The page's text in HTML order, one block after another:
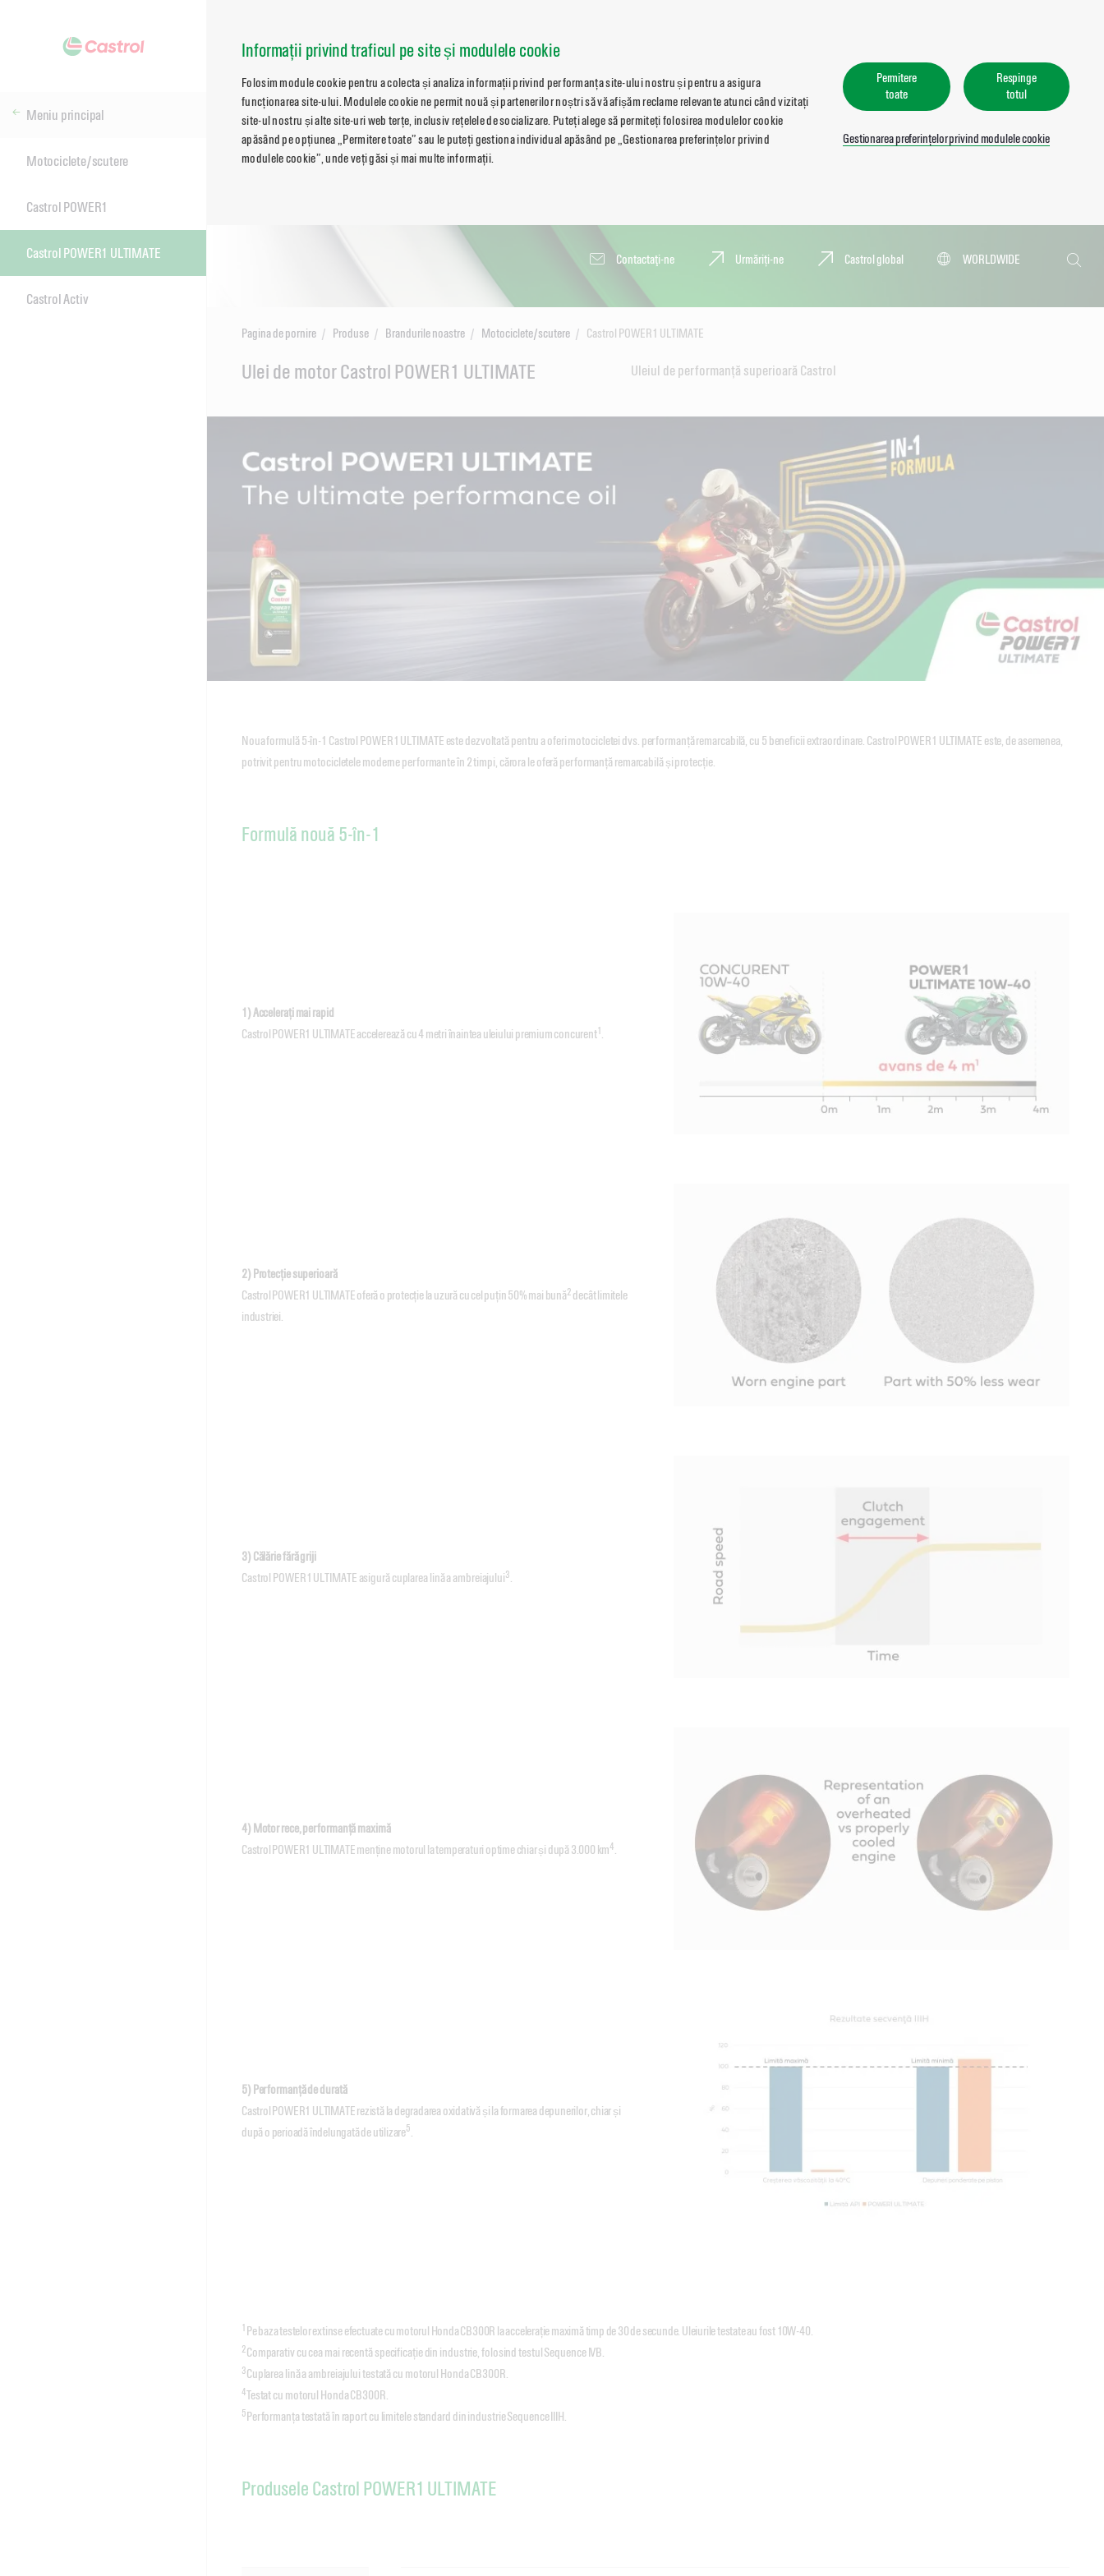
Informații privind traficul pe site și modulele cookie
Folosim module cookie pentru a colecta și analiza informații privind performanța site-ului nostru și pentru a asigura
funcționarea site-ului. Modulele cookie ne permit nouă și partenerilor noștri să vă afișăm reclame relevante atunci când vizitați
site-ul nostru și alte site-uri web terțe, inclusiv rețelele de socializare. Puteți alege să permiteți folosirea modulelor cookie
apăsând pe opțiunea „Permitere toate” sau le puteți gestiona individual apăsând pe „Gestionarea preferințelor privind
modulele cookie”, unde veți găsi și mai multe informații.
Permitere
toate
Respinge
totul
Gestionarea preferințelor privind modulele cookie
Contactaţi-ne Urmăriți-ne Castrol global
WORLDWIDE
Căutare
Meniu principal
Motociclete/scutere
Castrol POWER1
Castrol POWER1 ULTIMATE
Castrol Activ
Pagina de pornire Produse Brandurile noastre Motociclete/scutere Castrol POWER1 ULTIMATE
Ulei de motor Castrol POWER1 ULTIMATE Uleiul de performanță superioară Castrol
Noua formulă 5-în-1 Castrol POWER1 ULTIMATE este dezvoltată pentru a oferi motocicletei dvs. performanță remarcabilă, cu 5 beneficii extraordinare. Castrol POWER1 ULTIMATE este, de asemenea,
potrivit pentru motocicletele moderne performante în 2 timpi, cărora le oferă performanță remarcabilă și protecție.
Formulă nouă 5-în-1
1) Accelerați mai rapid
Castrol POWER1 ULTIMATE accelerează cu 4 metri înaintea uleiului premium concurent1
2) Protecție superioară
Castrol POWER1 ULTIMATE oferă o protecție la uzură cu cel puțin 50% mai bună2 decât limitele
industriei.
3) Călărie fără griji
Castrol POWER1 ULTIMATE asigură cuplarea lină a ambreiajului3
4) Motor rece, performanță maximă
Castrol POWER1 ULTIMATE menține motorul la temperaturi optime chiar și după 3.000 km4
5) Performanță de durată
Castrol POWER1 ULTIMATE rezistă la degradarea oxidativă și la formarea depunerilor, chiar și
după o perioadă îndelungată de utilizare5
1 Pe baza testelor extinse efectuate cu motorul Honda CB300R la accelerație maximă timp de 30 de secunde. Uleiurile testate au fost 10W-40.
2Comparativ cu cea mai recentă specificație din industrie, folosind testul Sequence IVB.
3Cuplarea lină a ambreiajului testată cu motorul Honda CB300R.
4Testat cu motorul Honda CB300R.
5Performanța testată în raport cu limitele standard din industrie Sequence IIIH.
Produsele Castrol POWER1 ULTIMATE